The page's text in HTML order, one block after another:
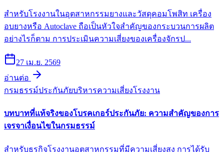
สำหรับโรงงานในอุตสาหกรรมยางและวัสดุคอมโพสิท เครื่อง
อบยางหรือ Autoclave ถือเป็นหัวใจสำคัญของกระบวนการผลิต
อย่างไรก็ตาม การประเมินความเสี่ยงของเครื่องจักรป...
27 เม.ย. 2569
อ่านต่อ
กรมธรรม์ประกันภัยบริหารความเสี่ยงโรงงาน
บทบาทที่แท้จริงของโบรคเกอร์ประกันภัย: ความสำคัญของการ
เจรจาเงื่อนไขในกรมธรรม์
สำหรับธุรกิจโรงงานอุตสาหกรรมที่มีความเสี่ยงสูง การได้รับ